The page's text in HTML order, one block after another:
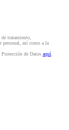
tratamiento,
personal, así como a la
de Datos aquí.